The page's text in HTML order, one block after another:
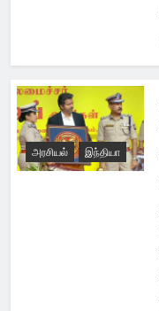
அரசியல் இந்தியா